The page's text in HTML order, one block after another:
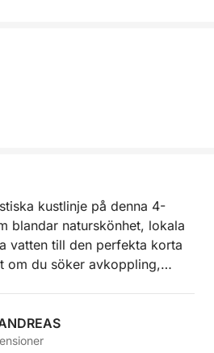
kustlinje på denna 4-
blandar naturskönhet, lokala
vatten till den perfekta korta
om du söker avkoppling,
dopp i havet,